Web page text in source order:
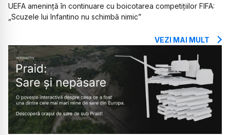
UEFA amenință în continuare cu boicotarea competițiilor FIFA:
„Scuzele lui Infantino nu schimbă nimic”
VEZI MAI MULT